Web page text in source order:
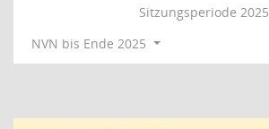
Sitzungsperiode
NVN bis Ende 2025